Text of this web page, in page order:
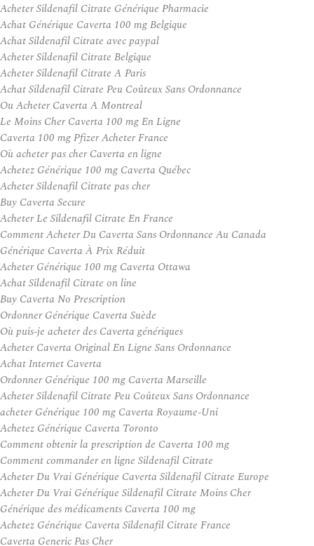
Acheter Sildenafil Citrate Générique Pharmacie
Achat Générique Caverta 100 mg Belgique
Achat Sildenafil Citrate avec paypal
Acheter Sildenafil Citrate Belgique
Acheter Sildenafil Citrate A Paris
Achat Sildenafil Citrate Peu Coûteux Sans Ordonnance
Ou Acheter Caverta A Montreal
Le Moins Cher Caverta 100 mg En Ligne
Caverta 100 mg Pfizer Acheter France
Où acheter pas cher Caverta en ligne
Achetez Générique 100 mg Caverta Québec
Acheter Sildenafil Citrate pas cher
Buy Caverta Secure
Acheter Le Sildenafil Citrate En France
Comment Acheter Du Caverta Sans Ordonnance Au Canada
Générique Caverta À Prix Réduit
Acheter Générique 100 mg Caverta Ottawa
Achat Sildenafil Citrate on line
Buy Caverta No Prescription
Ordonner Générique Caverta Suède
Où puis-je acheter des Caverta génériques
Acheter Caverta Original En Ligne Sans Ordonnance
Achat Internet Caverta
Ordonner Générique 100 mg Caverta Marseille
Acheter Sildenafil Citrate Peu Coûteux Sans Ordonnance
acheter Générique 100 mg Caverta Royaume-Uni
Achetez Générique Caverta Toronto
Comment obtenir la prescription de Caverta 100 mg
Comment commander en ligne Sildenafil Citrate
Acheter Du Vrai Générique Caverta Sildenafil Citrate Europe
Acheter Du Vrai Générique Sildenafil Citrate Moins Cher
Générique des médicaments Caverta 100 mg
Achetez Générique Caverta Sildenafil Citrate France
Caverta Generic Pas Cher